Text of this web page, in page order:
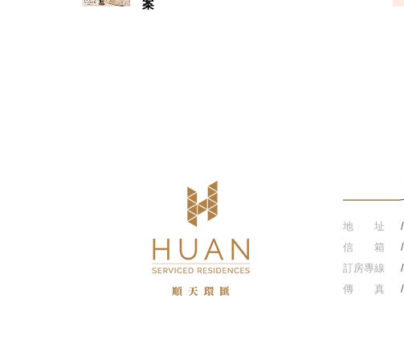
案
地 址
信 箱
訂房專線
傳 真